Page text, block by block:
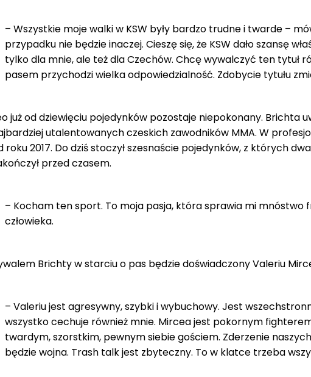
– Wszystkie moje walki w KSW były bardzo trudne i twarde –
przypadku nie będzie inaczej. Cieszę się, że KSW dało szansę
tylko dla mnie, ale też dla Czechów. Chcę wywalczyć ten tytuł
pasem przychodzi wielka odpowiedzialność. Zdobycie tytułu
już od dziewięciu pojedynków pozostaje niepokonany. Brichta
utalentowanych czeskich zawodników MMA. W
roku 2017. Do dziś stoczył szesnaście pojedynków, z których
przed czasem.
– Kocham ten sport. To moja pasja, która sprawia mi mnóstwo
człowieka.
Brichty w starciu o pas będzie doświadczony Valeriu
– Valeriu jest agresywny, szybki i wybuchowy. Jest
wszystko cechuje również mnie. Mircea jest pokornym
twardym, szorstkim, pewnym siebie gościem. Zderzenie
będzie wojna. Trash talk jest zbyteczny. To w klatce trzeba